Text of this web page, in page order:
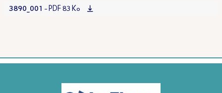
3890_001 – PDF 83 Ko